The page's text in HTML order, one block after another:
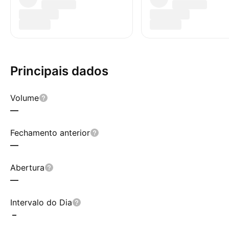
Principais dados
Volume
—
Fechamento anterior
—
Abertura
—
Intervalo do Dia
–